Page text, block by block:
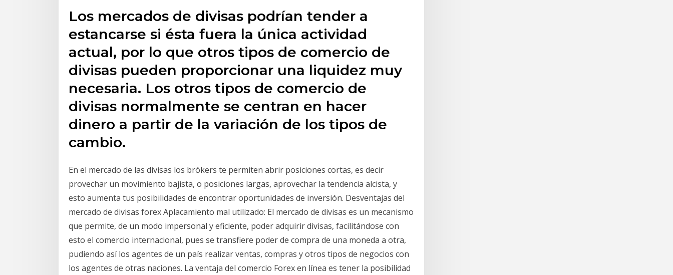
Los mercados de divisas podrían tender a
estancarse si ésta fuera la única actividad
actual, por lo que otros tipos de comercio de
divisas pueden proporcionar una liquidez muy
necesaria. Los otros tipos de comercio de
divisas normalmente se centran en hacer
dinero a partir de la variación de los tipos de
cambio.
En el mercado de las divisas los brókers te permiten abrir posiciones cortas, es decir
provechar un movimiento bajista, o posiciones largas, aprovechar la tendencia alcista, y
esto aumenta tus posibilidades de encontrar oportunidades de inversión. Desventajas del
mercado de divisas forex Aplacamiento mal utilizado: El mercado de divisas es un mecanismo
que permite, de un modo impersonal y eficiente, poder adquirir divisas, facilitándose con
esto el comercio internacional, pues se transfiere poder de compra de una moneda a otra,
pudiendo así los agentes de un país realizar ventas, compras y otros tipos de negocios con
los agentes de otras naciones. La ventaja del comercio Forex en línea es tener la posibilidad